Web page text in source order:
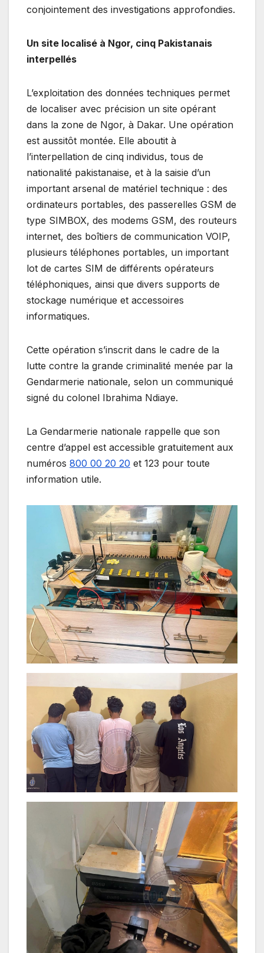
conjointement des investigations approfondies.
Un site localisé à Ngor, cinq Pakistanais
interpellés
L’exploitation des données techniques permet
de localiser avec précision un site opérant
dans la zone de Ngor, à Dakar. Une opération
est aussitôt montée. Elle aboutit à
l’interpellation de cinq individus, tous de
nationalité pakistanaise, et à la saisie d’un
important arsenal de matériel technique : des
ordinateurs portables, des passerelles GSM de
type SIMBOX, des modems GSM, des routeurs
internet, des boîtiers de communication VOIP,
plusieurs téléphones portables, un important
lot de cartes SIM de différents opérateurs
téléphoniques, ainsi que divers supports de
stockage numérique et accessoires
informatiques.
Cette opération s’inscrit dans le cadre de la
lutte contre la grande criminalité menée par la
Gendarmerie nationale, selon un communiqué
signé du colonel Ibrahima Ndiaye.
La Gendarmerie nationale rappelle que son
centre d’appel est accessible gratuitement aux
numéros 800 00 20 20 et 123 pour toute
information utile.